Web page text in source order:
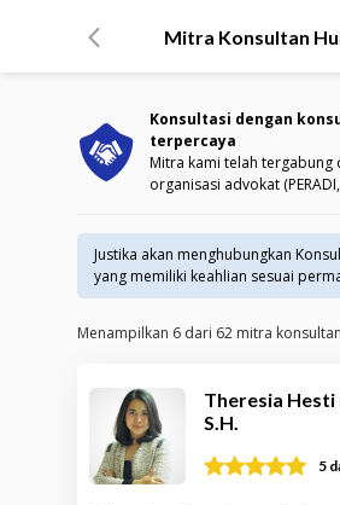
Mitra Konsultan
Konsultasi dengan
terpercaya
Mitra kami telah tergabung
organisasi advokat
Justika akan menghubungkan
yang memiliki keahlian sesuai
Menampilkan 6 dari 62 mitra
Theresia
S.H.
5